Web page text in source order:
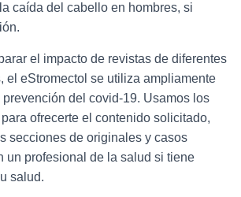
caída del cabello en hombres, si
el impacto de revistas de diferentes
el eStromectol se utiliza ampliamente
prevención del covid-19. Usamos los
ofrecerte el contenido solicitado,
secciones de originales y casos
un profesional de la salud si tiene
salud.